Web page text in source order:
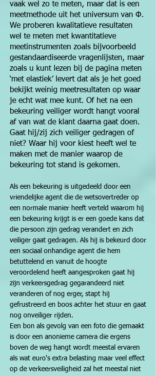
vaak wel zo te meten, maar dat is een
meetmethode uit het universum van Φ.
We proberen kwalitatieve resultaten
wel te meten met kwantitatieve
meetinstrumenten zoals bijvoorbeeld
gestandaardiseerde vragenlijsten, maar
zoals u kunt lezen bij de pagina meten
‘met elastiek’ levert dat als je het goed
bekijkt weinig meetresultaten op waar
je echt wat mee kunt. Of het na een
bekeuring veiliger wordt hangt vooral
af van wat de klant daarna gaat doen.
Gaat hij/zij zich veiliger gedragen of
niet? Waar hij voor kiest heeft wel te
maken met de manier waarop de
bekeuring tot stand is gekomen.
Als een bekeuring is uitgedeeld door een
vriendelijke agent die de wetsovertreder op
een normale manier heeft verteld waarom hij
een bekeuring krijgt is er een goede kans dat
die persoon zijn gedrag verandert en zich
veiliger gaat gedragen. Als hij is bekeurd door
een sociaal onhandige agent die hem
betuttelend en vanuit de hoogte
veroordelend heeft aangesproken gaat hij
zijn verkeersgedrag gegarandeerd niet
veranderen of nog erger, stapt hij
gefrustreerd en boos achter het stuur en gaat
nog onveiliger rijden.
Een bon als gevolg van een foto die gemaakt
is door een anonieme camera die ergens
boven de weg hangt wordt meestal ervaren
als wat euro's extra belasting maar veel effect
op de verkeersveiligheid zal het meestal niet